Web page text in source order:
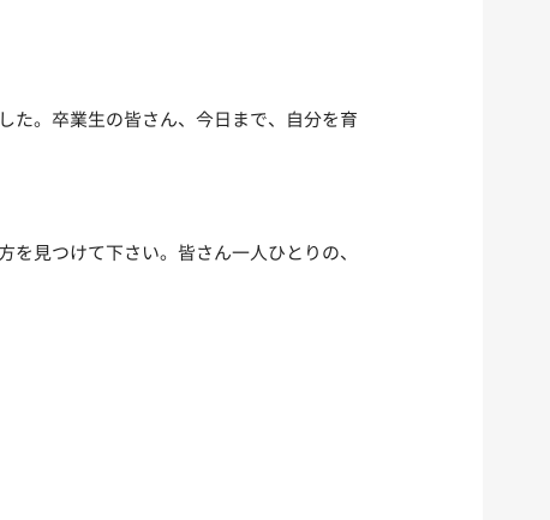
た。卒業生の皆さん、今日まで、自分を育
見つけて下さい。皆さん一人ひとりの、